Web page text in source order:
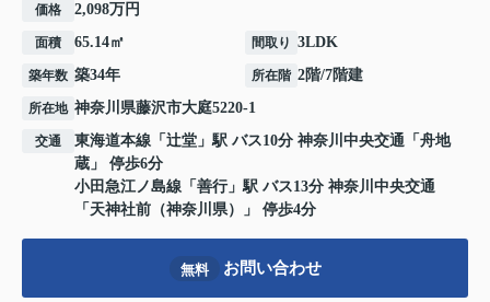
価格 2,098万円
面積 65.14㎡ 間取り 3LDK
築年数 築34年 所在階 2階/7階建
所在地 神奈川県藤沢市大庭5220-1
交通 東海道本線 「 辻堂 」駅 バス10分 神奈川中央交通「舟地
蔵」 停歩6分
小田急江ノ島線 「 善行」駅 バス13分 神奈川中央交通
「天神社前（神奈川県）」 停歩4分
無料 お問い合わせ